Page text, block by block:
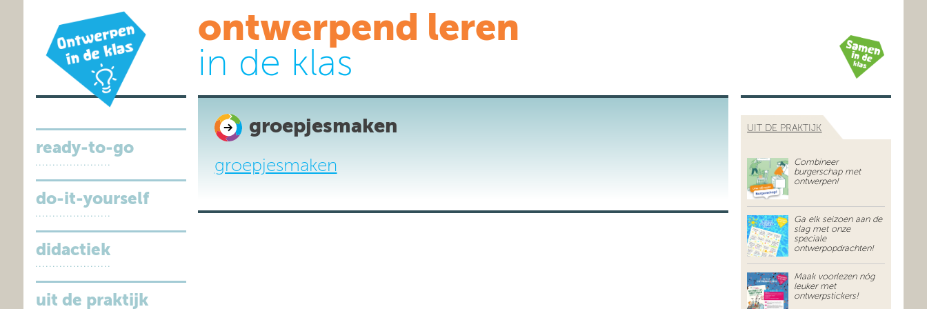
ontwerpend leren
in de klas
ready-to-go
do-it-yourself
didactiek
uit de praktijk
groepjesmaken
groepjesmaken
UIT DE PRAKTIJK
Combineer
burgerschap met
ontwerpen!
Ga elk seizoen aan de
slag met onze
speciale
ontwerpopdrachten!
Maak voorlezen nóg
leuker met
ontwerpstickers!